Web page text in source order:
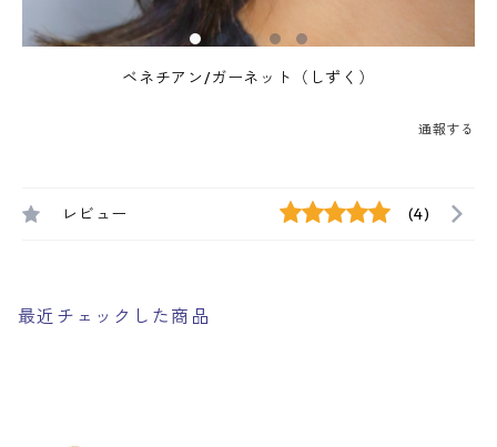
ベネチアン/ガーネット（しずく）
通報する
レビュー (4)
最近チェックした商品